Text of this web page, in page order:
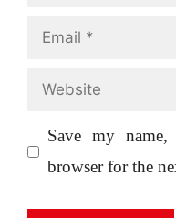
Email
Website
Save my
browser for the